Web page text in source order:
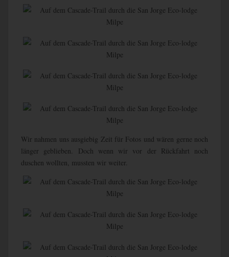
Wir nahmen uns ausgiebig Zeit für Fotos und wären gerne noch
länger geblieben. Doch wenn wir vor der Rückfahrt noch
duschen wollten, mussten wir weiter.